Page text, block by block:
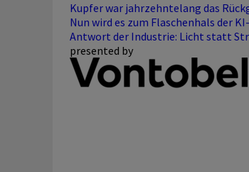
Kupfer war jahrzehntelang das
Nun wird es zum Flaschenhals der
Antwort der Industrie: Licht statt
presented by